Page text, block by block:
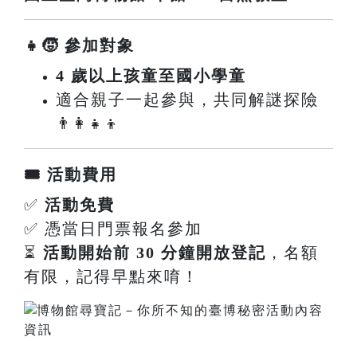
👧🧒 參加對象
4 歲以上孩童至國小學童
適合親子一起參與，共同解謎探險
👨‍👩‍👧‍👦
🎟️ 活動費用
✅ 活動免費
✅ 憑當日門票報名參加
⏳ 活動開始前 30 分鐘開放登記 ，名額
有限，記得早點來唷！